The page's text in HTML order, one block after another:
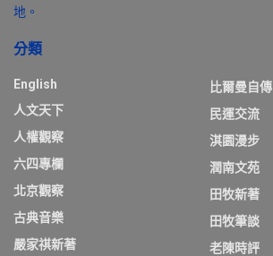
地。
分類
English
人文天下
人權觀察
六四專欄
北京觀察
古典音樂
嚴家祺新著
比爾曼自傳
民運交流
淇園漫步
潤南文苑
田牧新著
田牧筆談
老陳時評